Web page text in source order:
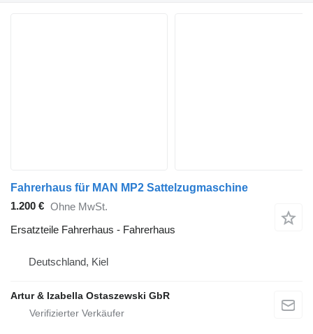
Fahrerhaus für MAN MP2 Sattelzugmaschine
1.200 € Ohne MwSt.
Ersatzteile Fahrerhaus - Fahrerhaus
Deutschland, Kiel
Artur & Izabella Ostaszewski GbR